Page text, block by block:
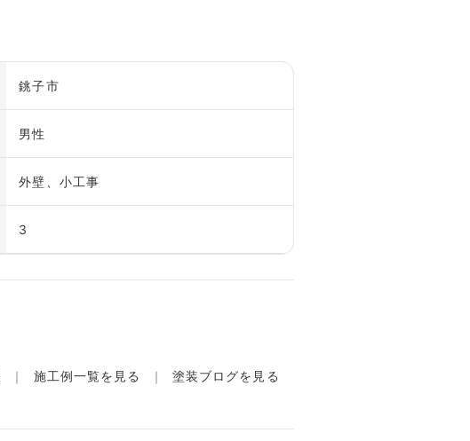
銚子市
男性
外壁、小工事
3
施工例一覧を見る
塗装ブログを見る